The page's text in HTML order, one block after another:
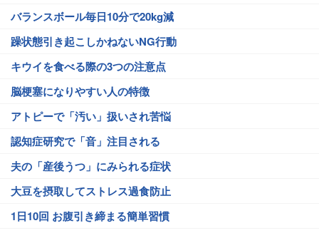
バランスボール毎日10分で20kg減
躁状態引き起こしかねないNG行動
キウイを食べる際の3つの注意点
脳梗塞になりやすい人の特徴
アトピーで「汚い」扱いされ苦悩
認知症研究で「音」注目される
夫の「産後うつ」にみられる症状
大豆を摂取してストレス過食防止
1日10回 お腹引き締まる簡単習慣